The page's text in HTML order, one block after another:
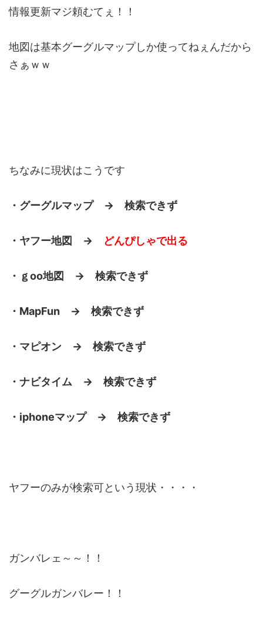
情報更新マジ頼むてぇ！！
地図は基本グーグルマップしか使ってねぇんだから
さぁｗｗ
ちなみに現状はこうです
・グーグルマップ → 検索できず
・ヤフー地図 → どんぴしゃで出る
・ｇoo地図 → 検索できず
・MapFun → 検索できず
・マピオン → 検索できず
・ナビタイム → 検索できず
・iphoneマップ → 検索できず
ヤフーのみが検索可という現状・・・・
ガンバレェ～～！！
グーグルガンバレー！！